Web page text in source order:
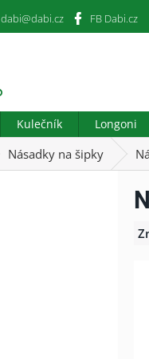
dabi@dabi.cz FB Dabi.cz
Kulečník Longoni
Násadky na šipky